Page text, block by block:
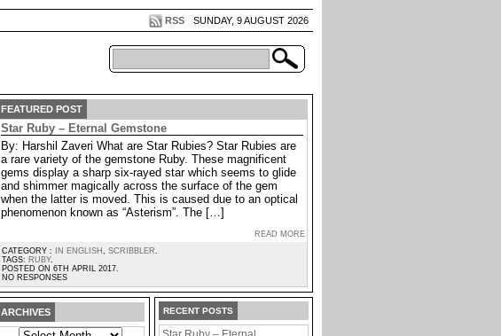
SUNDAY, 9 AUGUST 2026
RSS
FEATURED POST
Star Ruby – Eternal Gemstone
By: Harshil Zaveri What are Star Rubies? Star Rubies are
a rare variety of the gemstone Ruby. These magnificent
gems display a sharp six-rayed star which seems to glide
and shimmer magically across the surface of the gem
when the latter is moved. This is caused due to an optical
phenomenon known as “Asterism”. The […]
READ MORE
CATEGORY :
IN ENGLISH , SCRIBBLER.
TAGS: RUBY.
POSTED ON 6TH APRIL 2017.
NO RESPONSES
RECENT POSTS
ARCHIVES
ARCHIVES